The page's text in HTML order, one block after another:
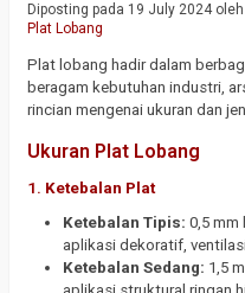
Diposting pada 19 July 2024
Plat Lobang
Plat lobang hadir dalam
beragam kebutuhan industri,
rincian mengenai ukuran dan
Ukuran Plat Lobang
1. Ketebalan Plat
Ketebalan Tipis: 0,5 mm
aplikasi dekoratif,
Ketebalan Sedang: 1,5